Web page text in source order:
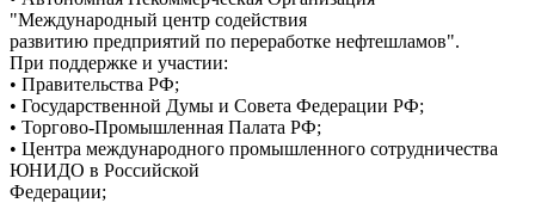
"Международный центр содействия
развитию предприятий по переработке нефтешламов".
При поддержке и участии:
• Правительства РФ;
• Государственной Думы и Совета Федерации РФ;
• Торгово-Промышленная Палата РФ;
• Центра международного промышленного сотрудничества
ЮНИДО в Российской
Федерации;